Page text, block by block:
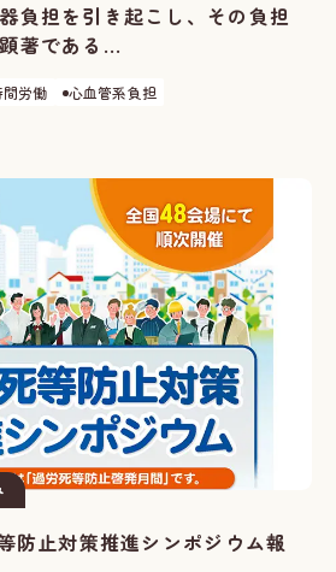
負担を引き起こし、その負担
著である...
労働 心血管系負担
防止対策推進シンポジウム報